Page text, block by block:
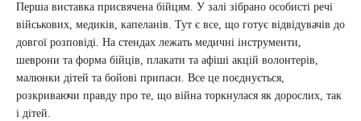
Перша виставка присвячена бійцям. У залі зібрано особисті речі
військових, медиків, капеланів. Тут є все, що готує відвідувачів до
довгої розповіді. На стендах лежать медичні інструменти,
шеврони та форма бійців, плакати та афіші акцій волонтерів,
малюнки дітей та бойові припаси. Все це поєднується,
розкриваючи правду про те, що війна торкнулася як дорослих, так
і дітей.